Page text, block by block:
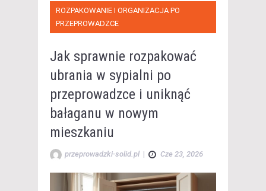
ROZPAKOWANIE I ORGANIZACJA PO
PRZEPROWADZCE
Jak sprawnie rozpakować
ubrania w sypialni po
przeprowadzce i uniknąć
bałaganu w nowym
mieszkaniu
przeprowadzki-solid.pl | Cze 23, 2026